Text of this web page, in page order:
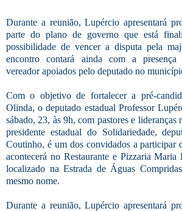
Durante a reunião, Lupércio apresentará
parte do plano de governo que está
possibilidade de vencer a disputa pela
encontro contará ainda com a presença
vereador apoiados pelo deputado no
Com o objetivo de fortalecer a pré-
Olinda, o deputado estadual Professor
sábado, 23, às 9h, com pastores e lideranças
presidente estadual do Solidariedade,
Coutinho, é um dos convidados a participar
acontecerá no Restaurante e Pizzaria
localizado na Estrada de Águas
mesmo nome.
Durante a reunião, Lupércio apresentará